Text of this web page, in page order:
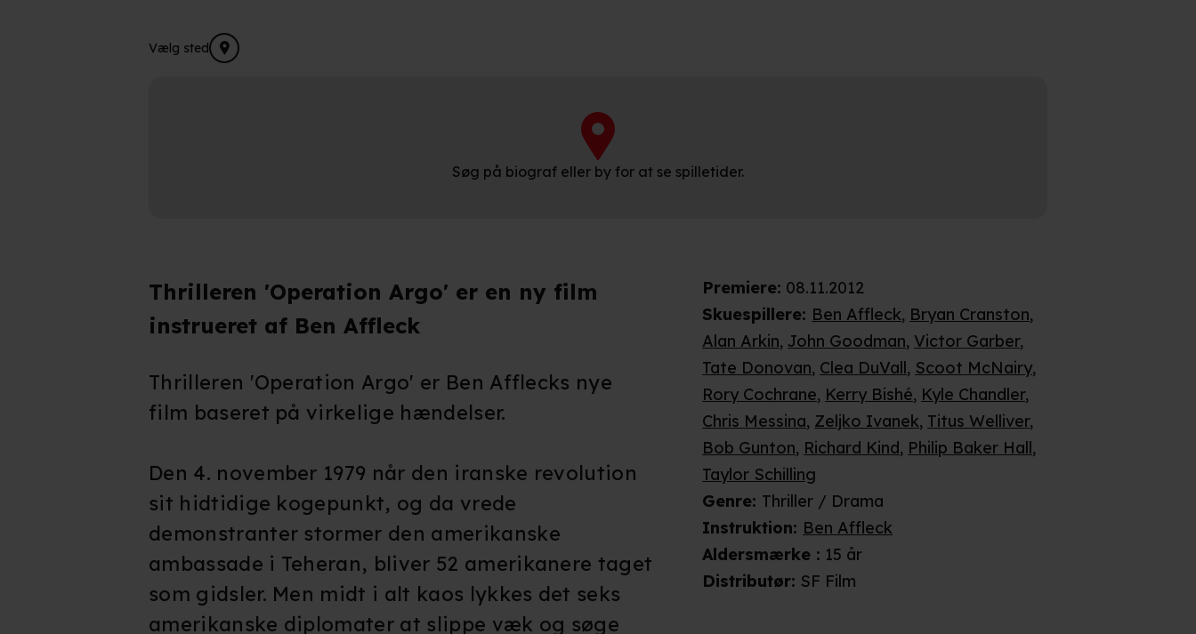
Vælg sted
Søg på biograf eller by for at se spilletider.
Premiere: 08.11.2012
Skuespillere: Ben Affleck, Bryan Cranston,
Alan Arkin, John Goodman, Victor Garber,
Tate Donovan, Clea DuVall, Scoot McNairy,
Rory Cochrane, Kerry Bishé, Kyle Chandler,
Chris Messina, Zeljko Ivanek, Titus Welliver,
Bob Gunton, Richard Kind, Philip Baker Hall,
Taylor Schilling
Genre: Thriller / Drama
Instruktion: Ben Affleck
Aldersmærke : 15 år
Distributør: SF Film
Thrilleren 'Operation Argo' er en ny film
instrueret af Ben Affleck
Thrilleren 'Operation Argo' er Ben Afflecks nye
film baseret på virkelige hændelser.
Den 4. november 1979 når den iranske revolution
sit hidtidige kogepunkt, og da vrede
demonstranter stormer den amerikanske
ambassade i Teheran, bliver 52 amerikanere taget
som gidsler. Men midt i alt kaos lykkes det seks
amerikanske diplomater at slippe væk og søge